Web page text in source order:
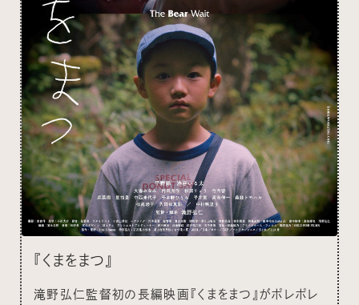
『くまをまつ』
滝野弘仁監督初の長編映画『くまをまつ』がポレポレ